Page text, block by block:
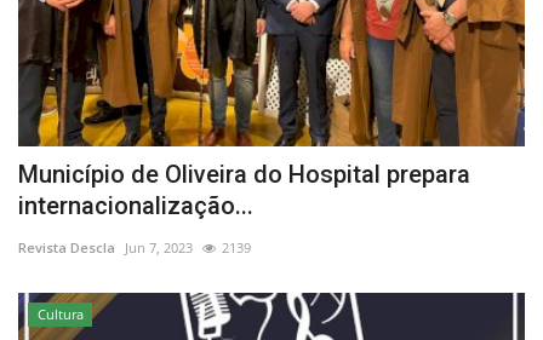
Município de Oliveira do Hospital prepara
internacionalização...
Revista Descla Jun 7, 2023 2139
Cultura